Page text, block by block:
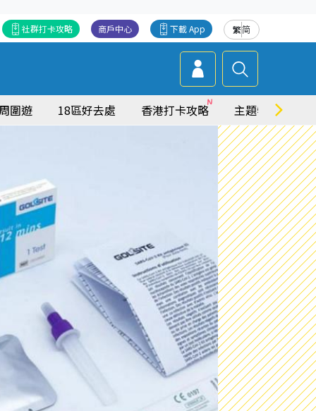
繁简
下載 App
商戶中心
社群打卡攻略
圍遊 18區好去處 香港打卡攻略 主題特集